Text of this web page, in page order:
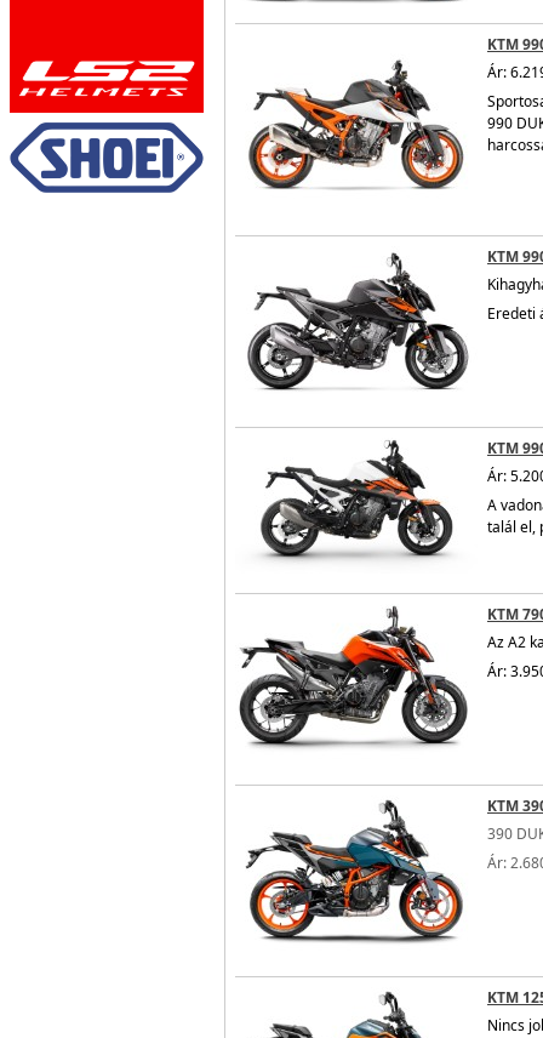
KTM
Ár:
990
KTM
Eredeti
KTM
Ár:
A
talál el,
KTM
Az A2
Ár:
KTM
390
Ár:
KTM
Nincs